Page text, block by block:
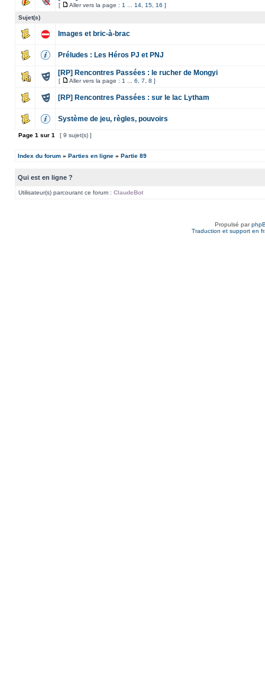
[ Aller vers la page : 1 14 15 16 ]
Sujet(s)
Images et bric-à-brac
Préludes : Les Héros PJ et PNJ
[RP] Rencontres Passées : le rucher de Mongyi
[ Aller vers la page : 1 6 7 8 ]
[RP] Rencontres Passées : sur le lac Lytham
Système de jeu, règles, pouvoirs
Page 1 sur 1 [ 9 sujet(s) ]
Index du forum » Parties en ligne » Partie 89
Qui est en ligne ?
Utilisateur(s) parcourant ce forum : ClaudeBot
Propulsé par
Traduction et support en